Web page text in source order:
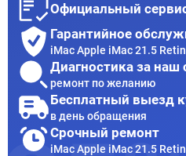
Официальный
Гарантийное
iMac Apple iMac 21.5
Диагностика за наш
ремонт по желанию
Бесплатный выезд
в день обращения
Срочный ремонт
iMac Apple iMac 21.5